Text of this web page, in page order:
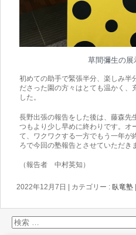
草間彌生の展
初めての助手で緊張半分、楽しみ半
ださった園の方々はとても温かく、
した。
長野出張の報告をした後は、藤森先
つもより少し早めに終わりです。オ
て、ワクワクする一方でもう一年が
ろで今回の塾報告とさせていただき
（報告者 中村英知）
2022年12月7日 カテゴリー : 臥竜塾